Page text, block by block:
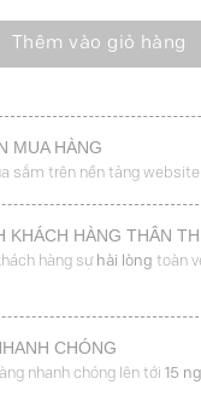
eo TT số lượng
Thêm vào giỏ hàng
MUA HÀNG
sắm trên nền tảng website
KHÁCH HÀNG THÂN
hàng sự hài lòng toàn
CHÓNG
nhanh chóng lên tới 15